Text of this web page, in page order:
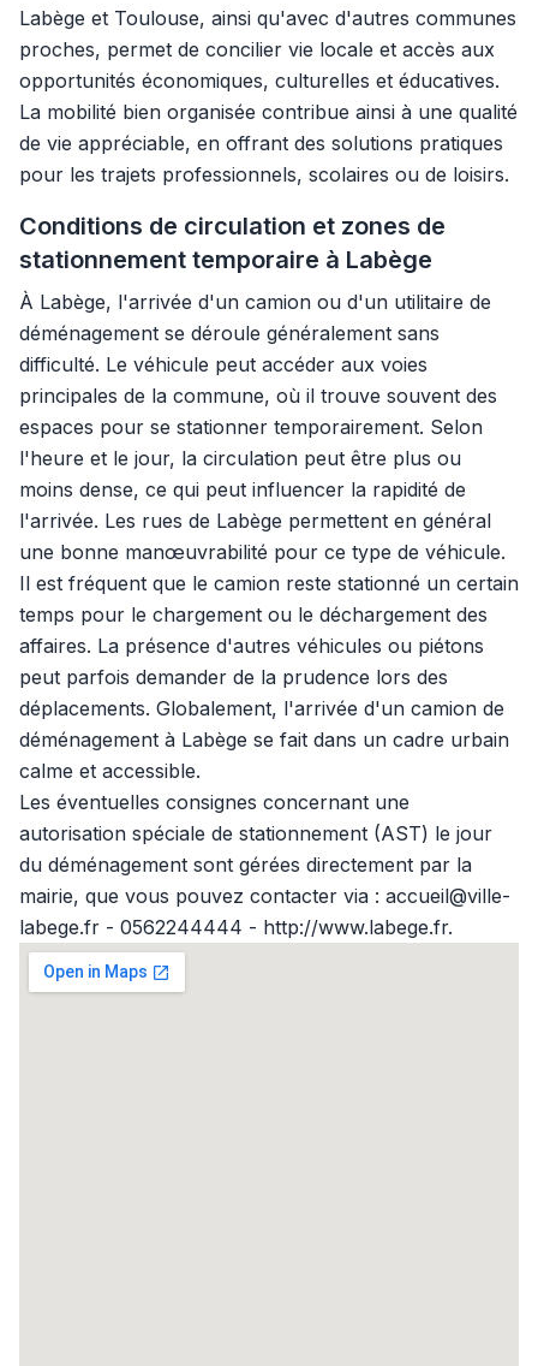
Labège et Toulouse, ainsi qu'avec d'autres communes
proches, permet de concilier vie locale et accès aux
opportunités économiques, culturelles et éducatives.
La mobilité bien organisée contribue ainsi à une qualité
de vie appréciable, en offrant des solutions pratiques
pour les trajets professionnels, scolaires ou de loisirs.
Conditions de circulation et zones de
stationnement temporaire à Labège
À Labège, l'arrivée d'un camion ou d'un utilitaire de
déménagement se déroule généralement sans
difficulté. Le véhicule peut accéder aux voies
principales de la commune, où il trouve souvent des
espaces pour se stationner temporairement. Selon
l'heure et le jour, la circulation peut être plus ou
moins dense, ce qui peut influencer la rapidité de
l'arrivée. Les rues de Labège permettent en général
une bonne manœuvrabilité pour ce type de véhicule.
Il est fréquent que le camion reste stationné un certain
temps pour le chargement ou le déchargement des
affaires. La présence d'autres véhicules ou piétons
peut parfois demander de la prudence lors des
déplacements. Globalement, l'arrivée d'un camion de
déménagement à Labège se fait dans un cadre urbain
calme et accessible.
Les éventuelles consignes concernant une
autorisation spéciale de stationnement (AST) le jour
du déménagement sont gérées directement par la
mairie, que vous pouvez contacter via : accueil@ville-
labege.fr - 0562244444 - http://www.labege.fr.